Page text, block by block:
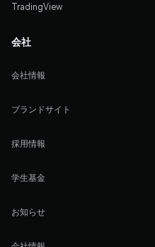
TradingView
会社
会社情報
ブランドサイト
採用情報
学生基金
お知らせ